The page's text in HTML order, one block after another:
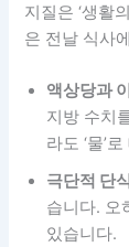
지질은 ‘생활
은 전날 식사
액상당과
지방 수치
라도 ‘물’
극단적 단
습니다. 오
있습니다.